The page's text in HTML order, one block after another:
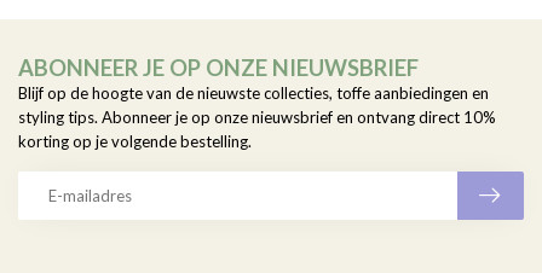
ABONNEER JE OP ONZE NIEUWSBRIEF
Blijf op de hoogte van de nieuwste collecties, toffe aanbiedingen en
styling tips. Abonneer je op onze nieuwsbrief en ontvang direct 10%
korting op je volgende bestelling.